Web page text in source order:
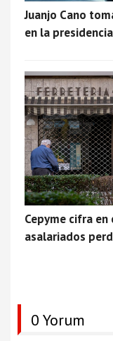
Juanjo Cano
en la
Cepyme cifra
asalariados
0 Yorum